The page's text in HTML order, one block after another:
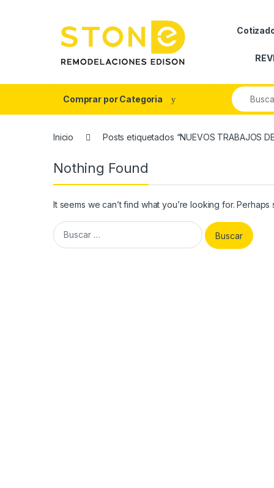
Comprar por Categoria
Search for:
Inicio Posts etiquetados “NUEVOS TRABAJOS
Nothing Found
It seems we can’t find what you’re looking for.
Buscar: